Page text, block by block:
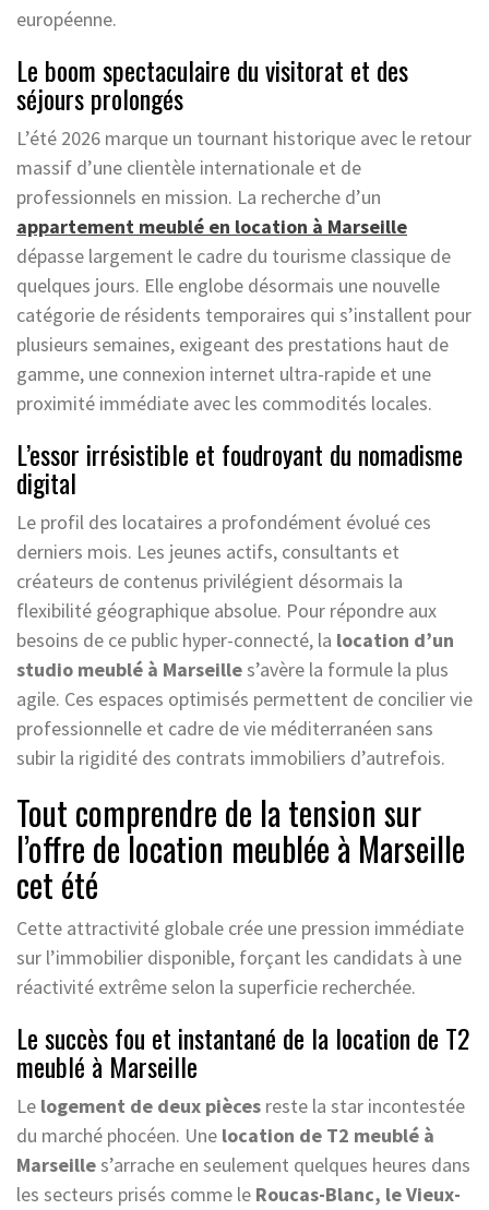
européenne.
Le boom spectaculaire du visitorat et des
séjours prolongés
L’été 2026 marque un tournant historique avec le retour
massif d’une clientèle internationale et de
professionnels en mission. La recherche d’un
appartement meublé en location à Marseille
dépasse largement le cadre du tourisme classique de
quelques jours. Elle englobe désormais une nouvelle
catégorie de résidents temporaires qui s’installent pour
plusieurs semaines, exigeant des prestations haut de
gamme, une connexion internet ultra-rapide et une
proximité immédiate avec les commodités locales.
L’essor irrésistible et foudroyant du nomadisme
digital
Le profil des locataires a profondément évolué ces
derniers mois. Les jeunes actifs, consultants et
créateurs de contenus privilégient désormais la
flexibilité géographique absolue. Pour répondre aux
besoins de ce public hyper-connecté, la location d’un
studio meublé à Marseilles’avère la formule la plus
agile. Ces espaces optimisés permettent de concilier vie
professionnelle et cadre de vie méditerranéen sans
subir la rigidité des contrats immobiliers d’autrefois.
Tout comprendre de la tension sur
l’offre de location meublée à Marseille
cet été
Cette attractivité globale crée une pression immédiate
sur l’immobilier disponible, forçant les candidats à une
réactivité extrême selon la superficie recherchée.
Le succès fou et instantané de la location de T2
meublé à Marseille
Le logement de deux pièces reste la star incontestée
du marché phocéen. Une location de T2 meublé à
Marseilles’arrache en seulement quelques heures dans
les secteurs prisés comme le Roucas-Blanc, le Vieux-